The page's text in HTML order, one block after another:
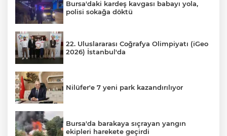
Bursa'daki kardeş kavgası babayı yola,
polisi sokağa döktü
22. Uluslararası Coğrafya Olimpiyatı (iGeo
2026) İstanbul'da
Nilüfer'e 7 yeni park kazandırılıyor
Bursa'da barakaya sıçrayan yangın
ekipleri harekete geçirdi